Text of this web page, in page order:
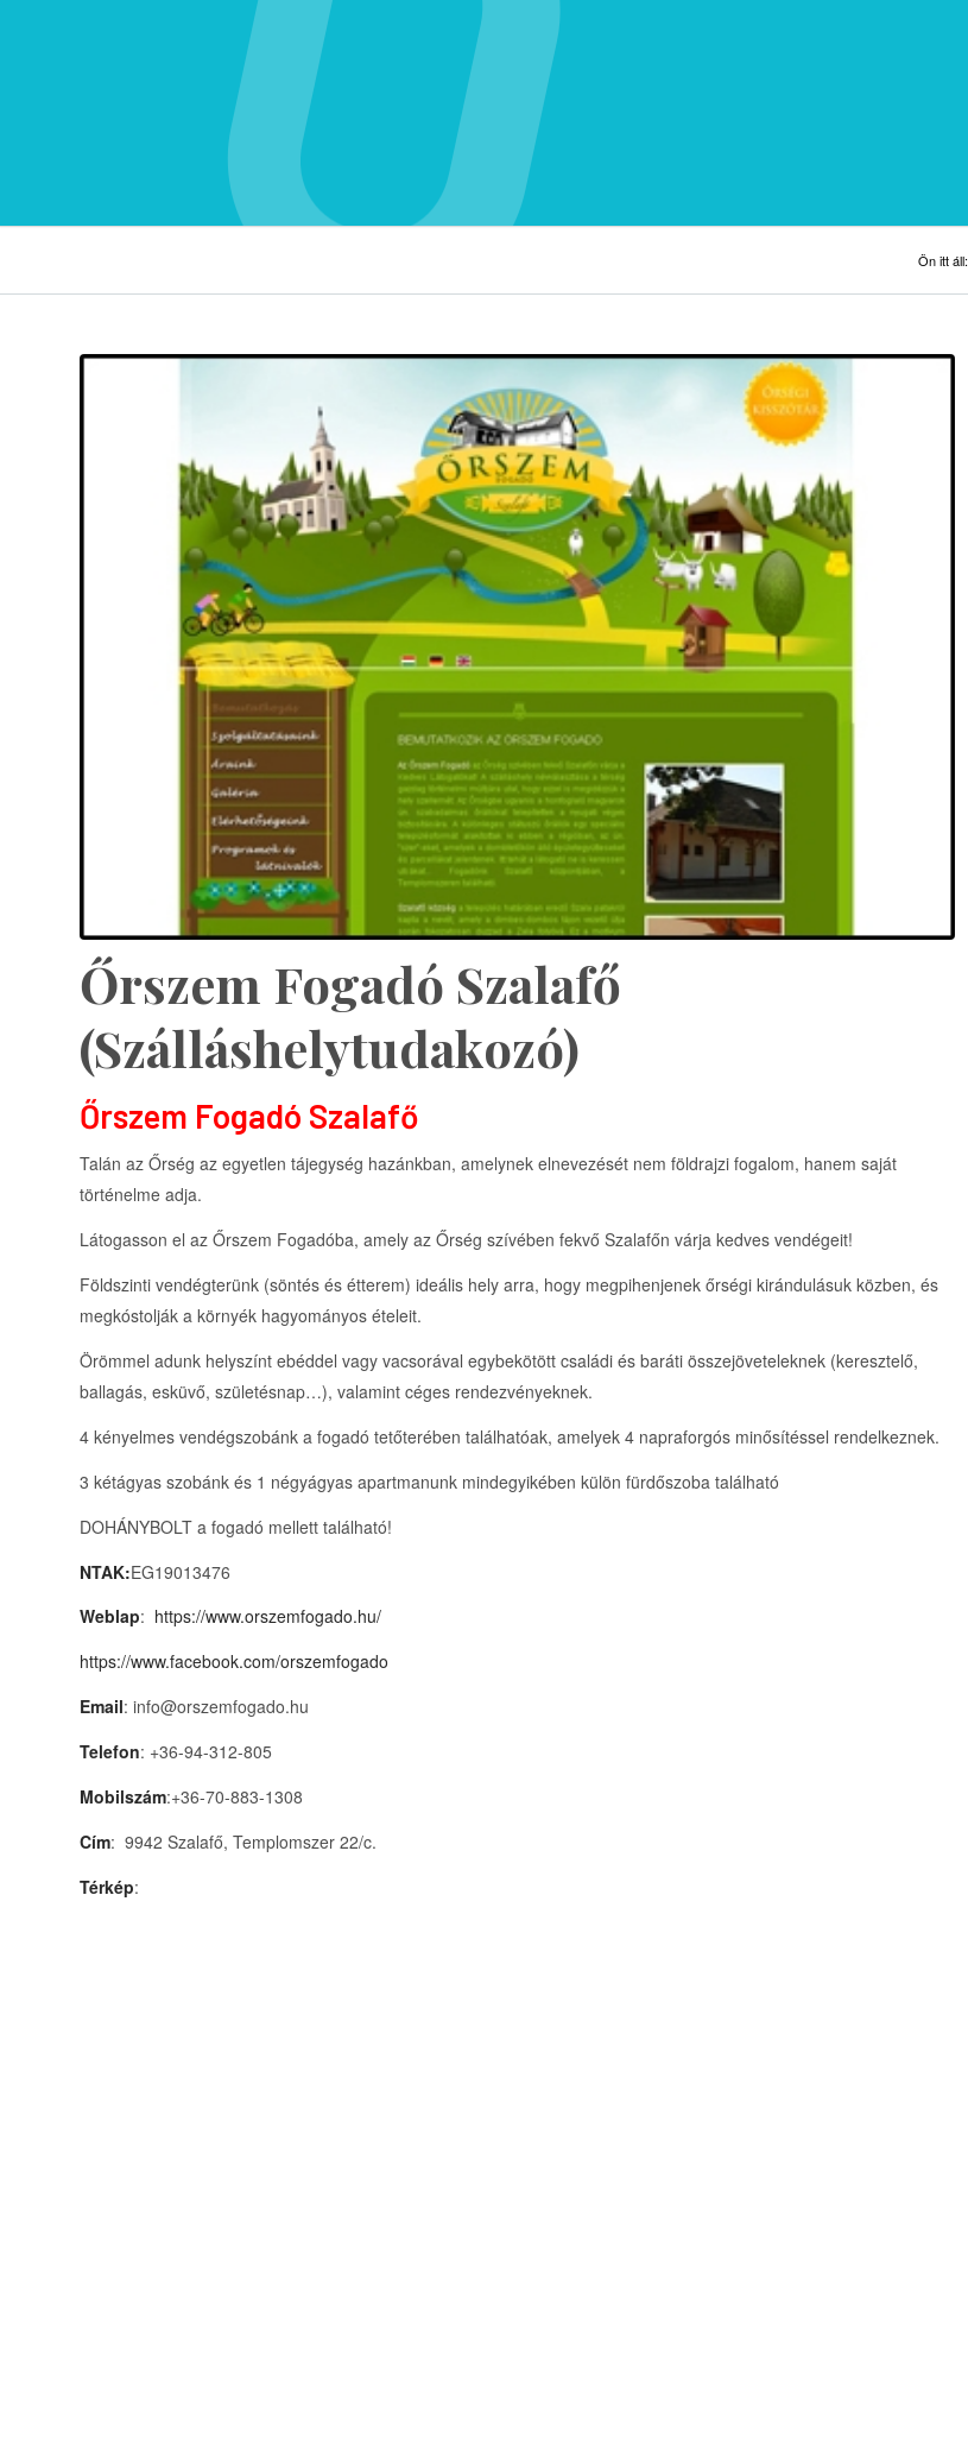
Ön itt áll:
Őrszem Fogadó Szalafő
(Szálláshelytudakozó)
Őrszem Fogadó Szalafő
Talán az Őrség az egyetlen tájegység hazánkban, amelynek elnevezését nem földrajzi fogalom, hanem saját
történelme adja.
Látogasson el az Őrszem Fogadóba, amely az Őrség szívében fekvő Szalafőn várja kedves vendégeit!
Földszinti vendégterünk (söntés és étterem) ideális hely arra, hogy megpihenjenek őrségi kirándulásuk közben, és
megkóstolják a környék hagyományos ételeit.
Örömmel adunk helyszínt ebéddel vagy vacsorával egybekötött családi és baráti összejöveteleknek (keresztelő,
ballagás, esküvő, születésnap…), valamint céges rendezvényeknek.
4 kényelmes vendégszobánk a fogadó tetőterében találhatóak, amelyek 4 napraforgós minősítéssel rendelkeznek.
3 kétágyas szobánk és 1 négyágyas apartmanunk mindegyikében külön fürdőszoba található
DOHÁNYBOLT a fogadó mellett található!
NTAK:EG19013476
Weblap: https://www.orszemfogado.hu/
https://www.facebook.com/orszemfogado
Email: info@orszemfogado.hu
Telefon: +36-94-312-805
Mobilszám:+36-70-883-1308
Cím: 9942 Szalafő, Templomszer 22/c.
Térkép: